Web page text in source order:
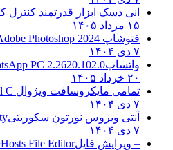
انی دسک ابزار قدرتمند کنترل
۱۵ مرداد ۱۴۰۵
فتوشاپ CC 2025Adobe Photoshop 2024
واتساپPC 2.2620.102.0
۲۰ خرداد ۱۴۰۵
تمامی مایکروسافت ویژوال C
آنتی ویروس نورتون سکوریتی
– ویرایش فایلHosts File Editor+